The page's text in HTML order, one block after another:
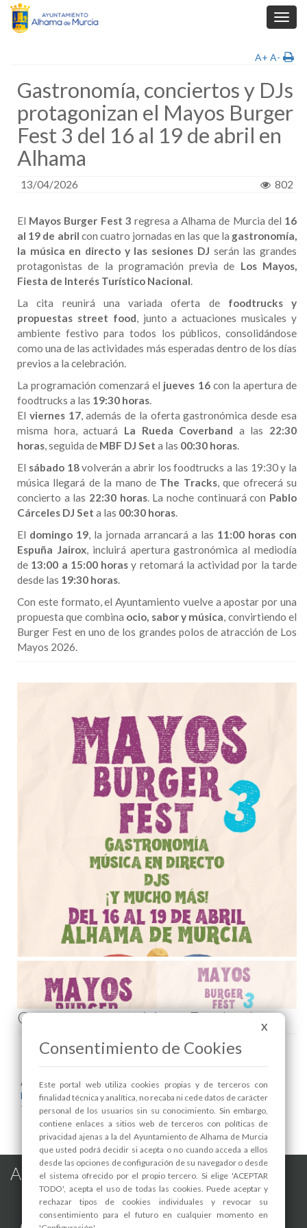
A+ A-
Gastronomía, conciertos y DJs
protagonizan el Mayos Burger
Fest 3 del 16 al 19 de abril en
Alhama
13/04/2026 802
El Mayos Burger Fest 3 regresa a Alhama de Murcia del 16
al 19 de abril con cuatro jornadas en las que la gastronomía,
la música en directo y las sesiones DJ serán las grandes
protagonistas de la programación previa de Los Mayos,
Fiesta de Interés Turístico Nacional.
La cita reunirá una variada oferta de foodtrucks y
propuestas street food, junto a actuaciones musicales y
ambiente festivo para todos los públicos, consolidándose
como una de las actividades más esperadas dentro de los días
previos a la celebración.
La programación comenzará el jueves 16con la apertura de
foodtrucks a las 19:30 horas.
El viernes 17, además de la oferta gastronómica desde esa
misma hora, actuará La Rueda Coverband a las 22:30
horas, seguida de MBF DJ Set a las 00:30 horas.
El sábado 18volverán a abrir los foodtrucks a las 19:30 y la
música llegará de la mano de The Tracks, que ofrecerá su
concierto a las 22:30 horas. La noche continuará con Pablo
Cárceles DJ Set a las 00:30 horas.
El domingo 19, la jornada arrancará a las 11:00 horas con
Espuña Jairox, incluirá apertura gastronómica al mediodía
de 13:00 a 15:00 horas y retomará la actividad por la tarde
desde las 19:30 horas.
Con este formato, el Ayuntamiento vuelve a apostar por una
propuesta que combina ocio, sabor y música, convirtiendo el
Burger Fest en uno de los grandes polos de atracción de Los
Mayos 2026.
Comenta esta noticia en Facebook
Areas relacionadas:
Festejos
Turismo
Alhama de Murcia en las Redes
X
Consentimiento de Cookies
Este portal web utiliza cookies propias y de terceros con
finalidad técnica y analítica, no recaba ni cede datos de carácter
personal de los usuarios sin su conocimiento. Sin embargo,
contiene enlaces a sitios web de terceros con políticas de
privacidad ajenas a la del Ayuntamiento de Alhama de Murcia
que usted podrá decidir si acepta o no cuando acceda a ellos
desde las opciones de configuración de su navegador o desde
el sistema ofrecido por el propio tercero. Si elige 'ACEPTAR
TODO', acepta el uso de todas las cookies. Puede aceptar y
rechazar tipos de cookies individuales y revocar su
consentimiento para el futuro en cualquier momento en